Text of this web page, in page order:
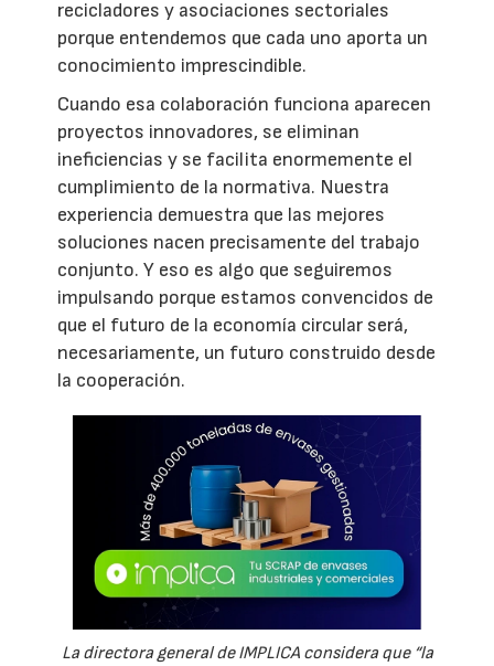
recicladores y asociaciones sectoriales
porque entendemos que cada uno aporta un
conocimiento imprescindible.
Cuando esa colaboración funciona aparecen
proyectos innovadores, se eliminan
ineficiencias y se facilita enormemente el
cumplimiento de la normativa. Nuestra
experiencia demuestra que las mejores
soluciones nacen precisamente del trabajo
conjunto. Y eso es algo que seguiremos
impulsando porque estamos convencidos de
que el futuro de la economía circular será,
necesariamente, un futuro construido desde
la cooperación.
La directora general de IMPLICA considera que “la